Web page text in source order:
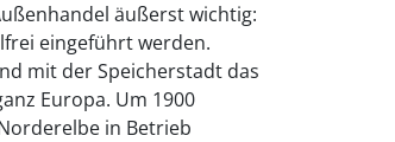
äußerst wichtig:
eingeführt werden.
mit der Speicherstadt das
Europa. Um 1900
in Betrieb